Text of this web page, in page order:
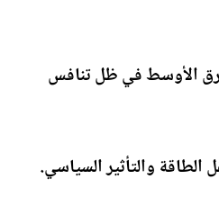
الأوسط في ظل تنافس
والتأثير السياسي.